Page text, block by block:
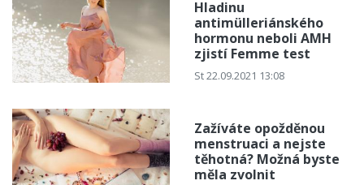
Hladinu
antimülleriánského
hormonu neboli AMH
zjistí Femme test
St 22.09.2021 13:08
Zažíváte opožděnou
menstruaci a nejste
těhotná? Možná byste
měla zvolnit